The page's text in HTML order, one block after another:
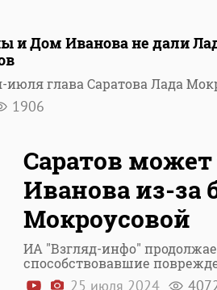
и Дом Иванова не дали
глава Саратова Лада
1906
Саратов
Иванова из-за
Мокроусовой
ИА "Взгляд-инфо"
способствовавшие
25 июля 2024